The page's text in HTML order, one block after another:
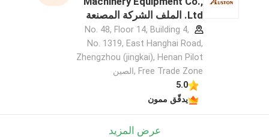
Ltd. الملف الشركة المصنعة
No. 48, Floor 14, Building 4,
No. 1319, East Hanghai Road,
Zhengzhou (jingkai), Henan Pilot
Free Trade Zone ,الصين
5.0
يدقّق ممون
عرض المزيد